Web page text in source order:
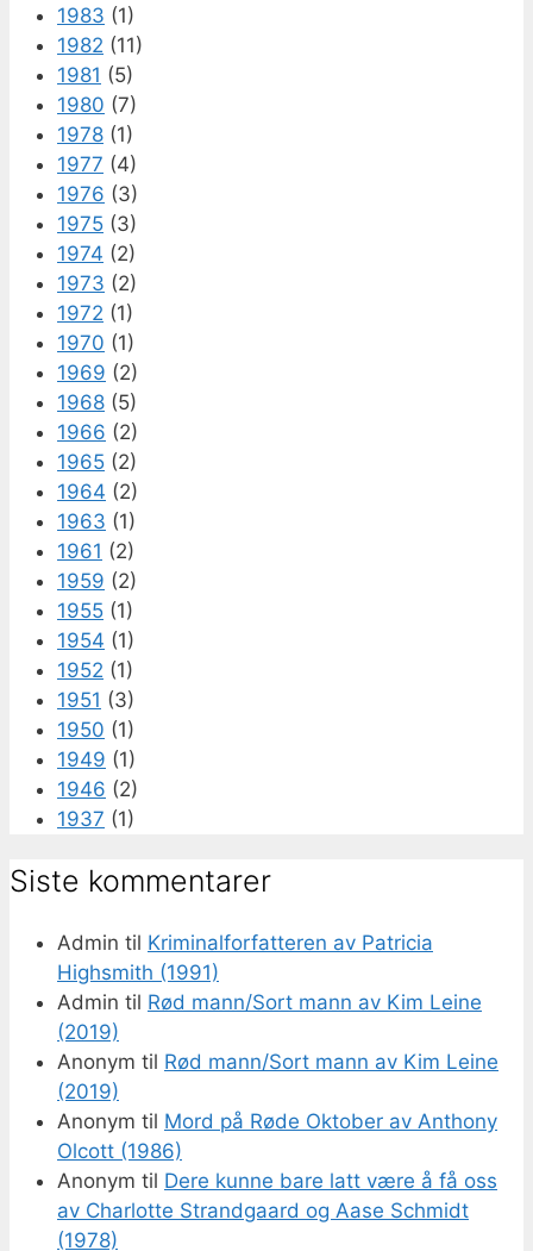
1983 (1)
1982 (11)
1981 (5)
1980 (7)
1978 (1)
1977 (4)
1976 (3)
1975 (3)
1974 (2)
1973 (2)
1972 (1)
1970 (1)
1969 (2)
1968 (5)
1966 (2)
1965 (2)
1964 (2)
1963 (1)
1961 (2)
1959 (2)
1955 (1)
1954 (1)
1952 (1)
1951 (3)
1950 (1)
1949 (1)
1946 (2)
1937 (1)
Siste kommentarer
Admin til Kriminalforfatteren av Patricia
Highsmith (1991)
Admin til Rød mann/Sort mann av Kim Leine
(2019)
Anonym til Rød mann/Sort mann av Kim Leine
(2019)
Anonym til Mord på Røde Oktober av Anthony
Olcott (1986)
Anonym til Dere kunne bare latt være å få oss
av Charlotte Strandgaard og Aase Schmidt
(1978)